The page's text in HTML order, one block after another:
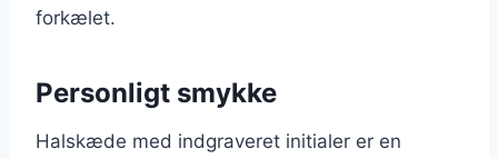
forkælet.
Personligt smykke
Halskæde med indgraveret initialer er en